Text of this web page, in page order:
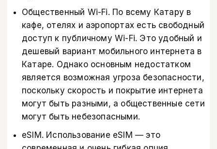
Общественный Wi-Fi. По всему Катару в
кафе, отелях и аэропортах есть свободный
доступ к публичному Wi-Fi. Это удобный и
дешевый вариант мобильного интернета в
Катаре. Однако основным недостатком
является возможная угроза безопасности,
поскольку скорость и покрытие интернета
могут быть разными, а общественные сети
могут быть небезопасными.
eSIM. Использование eSIM — это